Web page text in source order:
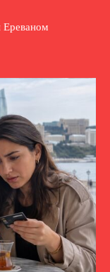
Ереваном